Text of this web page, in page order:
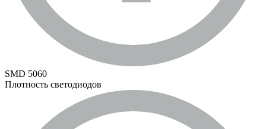
SMD 5060
Плотность светодиодов